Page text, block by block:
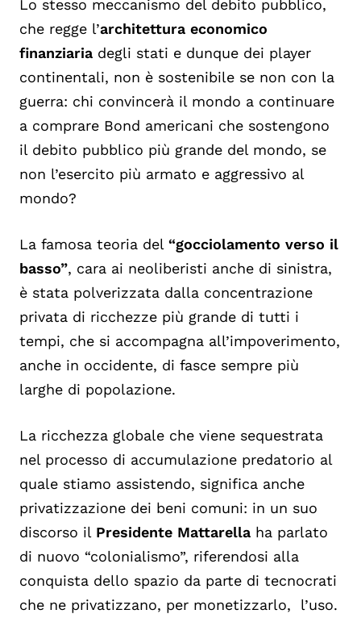
Lo stesso meccanismo del debito pubblico,
che regge l’architettura economico
finanziaria degli stati e dunque dei player
continentali, non è sostenibile se non con la
guerra: chi convincerà il mondo a continuare
a comprare Bond americani che sostengono
il debito pubblico più grande del mondo, se
non l’esercito più armato e aggressivo al
mondo?
La famosa teoria del “gocciolamento verso il
basso”, cara ai neoliberisti anche di sinistra,
è stata polverizzata dalla concentrazione
privata di ricchezze più grande di tutti i
tempi, che si accompagna all’impoverimento,
anche in occidente, di fasce sempre più
larghe di popolazione.
La ricchezza globale che viene sequestrata
nel processo di accumulazione predatorio al
quale stiamo assistendo, significa anche
privatizzazione dei beni comuni: in un suo
discorso il Presidente Mattarella ha parlato
di nuovo “colonialismo”, riferendosi alla
conquista dello spazio da parte di tecnocrati
che ne privatizzano, per monetizzarlo, l’uso.